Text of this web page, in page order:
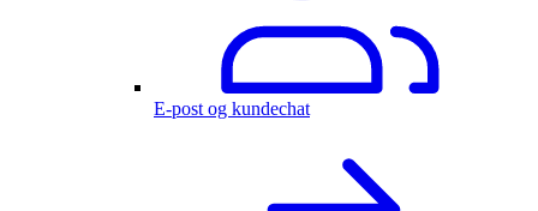
E-post og kundechat